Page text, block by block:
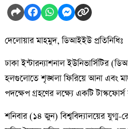
দেলোয়ার মাহমুদ, ডিআইইউ প্রতিনিধিঃ
ঢাকা ইন্টারন্যাশনাল ইউনিভার্সিটির
হলগুলোতে শৃঙ্খলা ফিরিয়ে আনা এবং
পদক্ষেপ গ্রহণের লক্ষ্যে একটি
শনিবার (১৪ জুন) বিশ্ববিদ্যালয়ের যুগ্ম-